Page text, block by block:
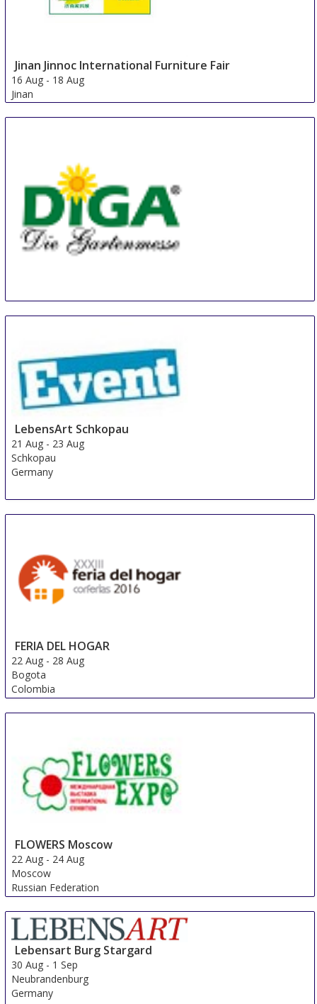
Jinan Jinnoc International Furniture Fair
16 Aug - 18 Aug
Jinan
LebensArt Schkopau
21 Aug - 23 Aug
Schkopau
Germany
FERIA DEL HOGAR
22 Aug - 28 Aug
Bogota
Colombia
FLOWERS Moscow
22 Aug - 24 Aug
Moscow
Russian Federation
Lebensart Burg Stargard
30 Aug - 1 Sep
Neubrandenburg
Germany